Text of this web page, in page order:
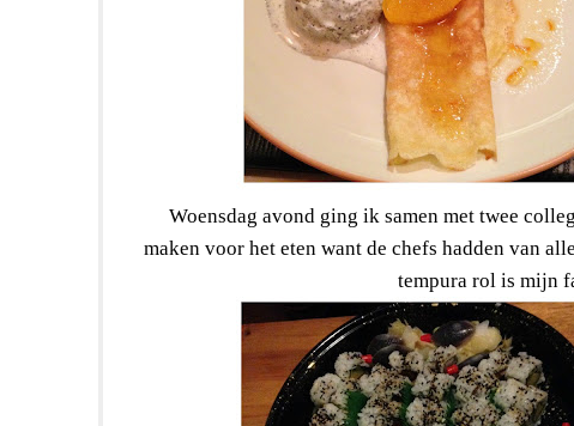
Woensdag avond ging ik samen met twee
maken voor het eten want de chefs hadden van
tempura rol is mijn